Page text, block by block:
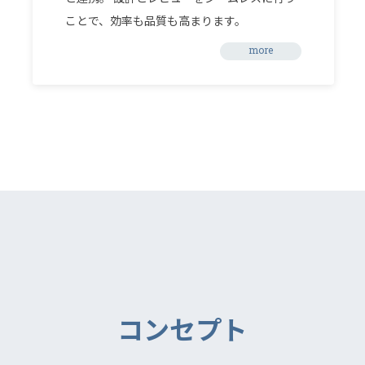
ことで、効率も品質も高まります。
more
コンセプト